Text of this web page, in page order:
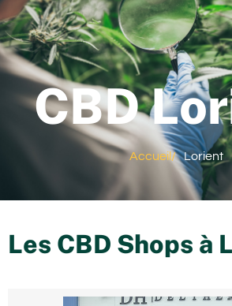
CBD
Accueil/ Lorient
Les CBD Shops à